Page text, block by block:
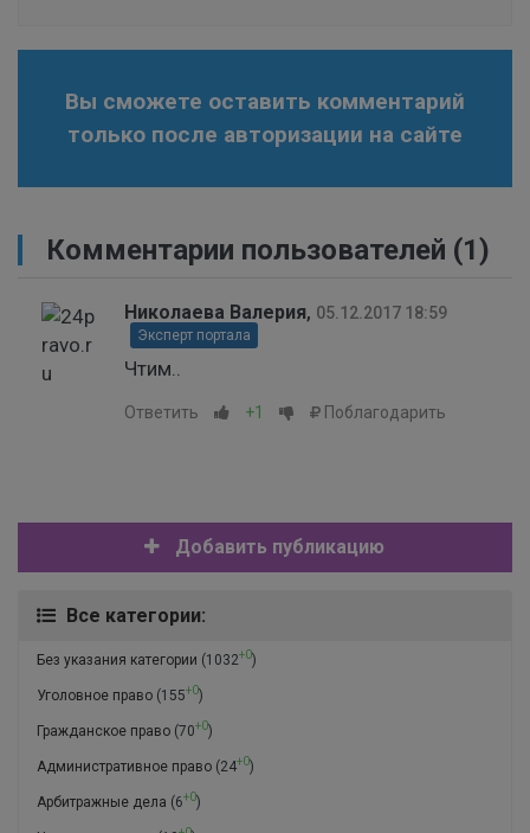
Вы сможете оставить комментарий
только после авторизации на сайте
Комментарии пользователей (1)
Николаева Валерия, 05.12.2017 18:59
Эксперт портала
Чтим..
Ответить +1 Поблагодарить
Добавить публикацию
Все категории:
Без указания категории (1032+0)
Уголовное право (155+0)
Гражданское право (70+0)
Административное право (24+0)
Арбитражные дела (6+0)